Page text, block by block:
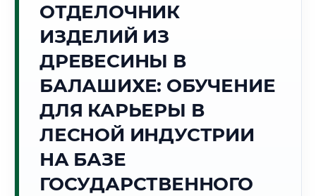
🏢
Г. БАЛАШИХА
Точное местное время:
07:18:59
Пятница, 7 Августа
+22°C ,Преимущественно ясно
🌅 Восход: 04:44
Световой день:15 ч. 39 мин.
ОТДЕЛОЧНИК
ИЗДЕЛИЙ ИЗ
ДРЕВЕСИНЫ В
БАЛАШИХЕ: ОБУЧЕНИЕ
ДЛЯ КАРЬЕРЫ В
ЛЕСНОЙ ИНДУСТРИИ
НА БАЗЕ
ГОСУДАРСТВЕННОГО